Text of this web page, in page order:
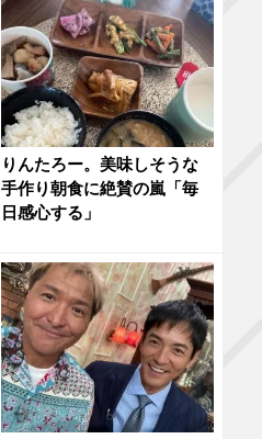
りんたろー。美味しそうな
手作り朝食に絶賛の嵐「毎
日感心する」